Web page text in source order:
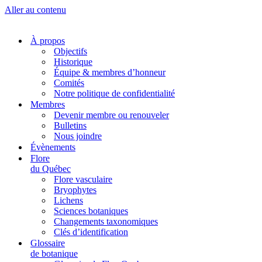
Aller au contenu
À propos
Objectifs
Historique
Équipe & membres d’honneur
Comités
Notre politique de confidentialité
Membres
Devenir membre ou renouveler
Bulletins
Nous joindre
Évènements
Flore
du Québec
Flore vasculaire
Bryophytes
Lichens
Sciences botaniques
Changements taxonomiques
Clés d’identification
Glossaire
de botanique